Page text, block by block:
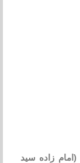
(امام زاده سید